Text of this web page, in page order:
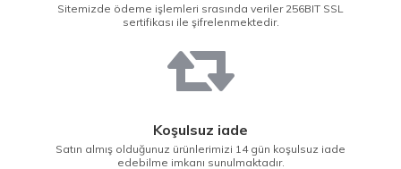
Sitemizde ödeme işlemleri srasında veriler 256BIT SSL
sertifikası ile şifrelenmektedir.
Koşulsuz iade
Satın almış olduğunuz ürünlerimizi 14 gün koşulsuz iade
edebilme imkanı sunulmaktadır.